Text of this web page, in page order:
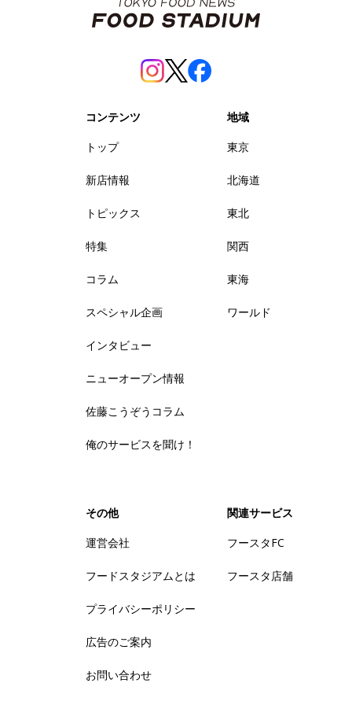
コンテンツ
トップ
新店情報
トピックス
特集
コラム
スペシャル企画
インタビュー
ニューオープン情報
佐藤こうぞうコラム
俺のサービスを聞け！
地域
東京
北海道
東北
関西
東海
ワールド
その他
運営会社
フードスタジアムとは
プライバシーポリシー
広告のご案内
お問い合わせ
関連サービス
フースタFC
フースタ店舗